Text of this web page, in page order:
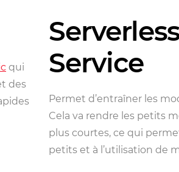
qui
des
Service
Permet d’entraîner les
Cela va rendre les petits
plus courtes, ce qui
petits et à l’utilisation de